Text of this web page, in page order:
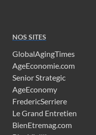
NOS SITES
GlobalAgingTimes
AgeEconomie.com
Senior Strategic
AgeEconomy
FredericSerriere
Le Grand Entretien
BienEtremag.com